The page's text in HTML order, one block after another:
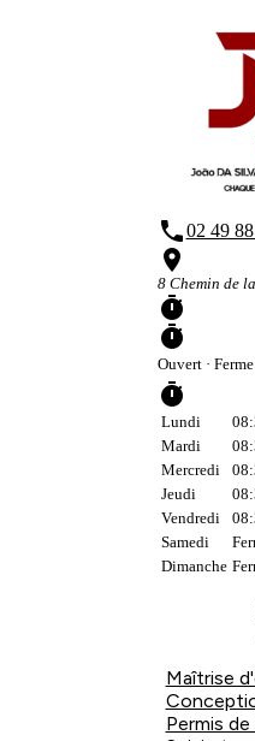
phone02 49
place
8 Chemin de
timer
timer
Ouvert·
timer
Lundi
Mardi
Mercredi
Jeudi
Vendredi
Samedi
Dimanche
Maîtrise
Permis